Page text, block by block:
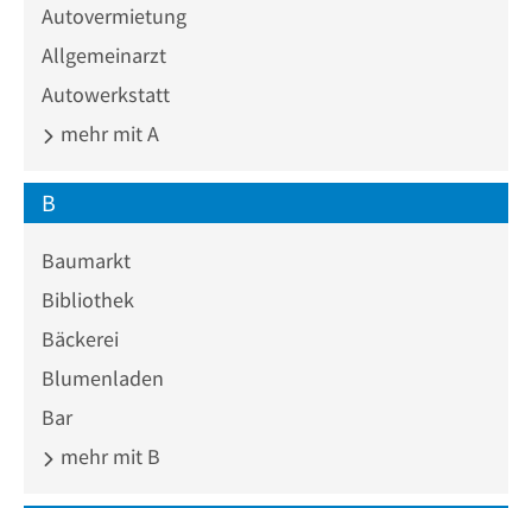
Autovermietung
Allgemeinarzt
Autowerkstatt
mehr mit A
B
Baumarkt
Bibliothek
Bäckerei
Blumenladen
Bar
mehr mit B